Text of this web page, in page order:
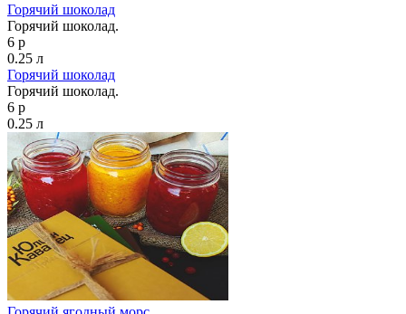
Горячий шоколад
Горячий шоколад.
6 р
0.25 л
Горячий шоколад
Горячий шоколад.
6 р
0.25 л